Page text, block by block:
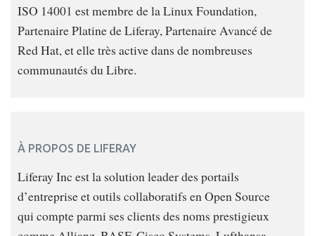
ISO 14001 est membre de la Linux Foundation,
Partenaire Platine de Liferay, Partenaire Avancé de
Red Hat, et elle très active dans de nombreuses
communautés du Libre.
À PROPOS DE LIFERAY
Liferay Inc est la solution leader des portails
d’entreprise et outils collaboratifs en Open Source
qui compte parmi ses clients des noms prestigieux